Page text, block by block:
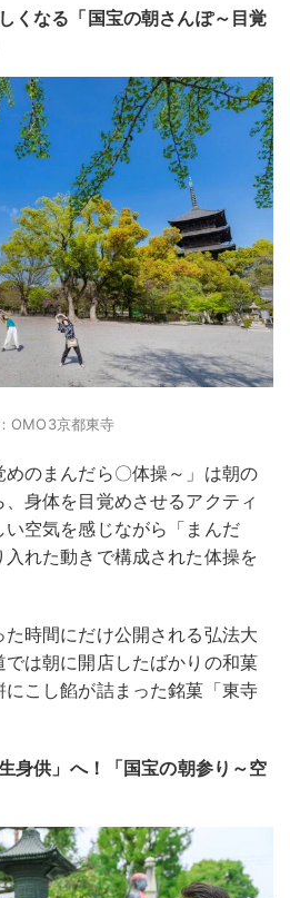
くなる「国宝の朝さんぽ～目覚
OMO3京都東寺
めのまんだら〇体操～」は朝の
身体を目覚めさせるアクティ
空気を感じながら「まんだ
れた動きで構成された体操を
時間にだけ公開される弘法大
は朝に開店したばかりの和菓
こし餡が詰まった銘菓「東寺
身供」へ！「国宝の朝参り～空